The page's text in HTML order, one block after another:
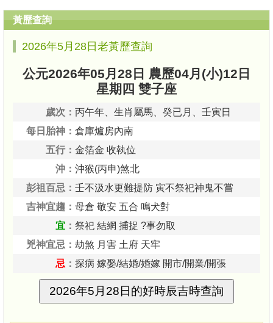
黃歷查詢
2026年5月28日老黃歷查詢
公元2026年05月28日 農歷04月(小)12日
星期四 雙子座
歲次： 丙午年、生肖屬馬、癸已月、壬寅日
每日胎神： 倉庫爐房內南
五行： 金箔金 收執位
沖： 沖猴(丙申)煞北
彭祖百忌： 壬不汲水更難提防 寅不祭祀神鬼不嘗
吉神宜趨： 母倉 敬安 五合 鳴犬對
宜： 祭祀 結網 捕捉 ?事勿取
兇神宜忌： 劫煞 月害 土府 天牢
忌 ： 探病 嫁娶/結婚/婚嫁 開市/開業/開張